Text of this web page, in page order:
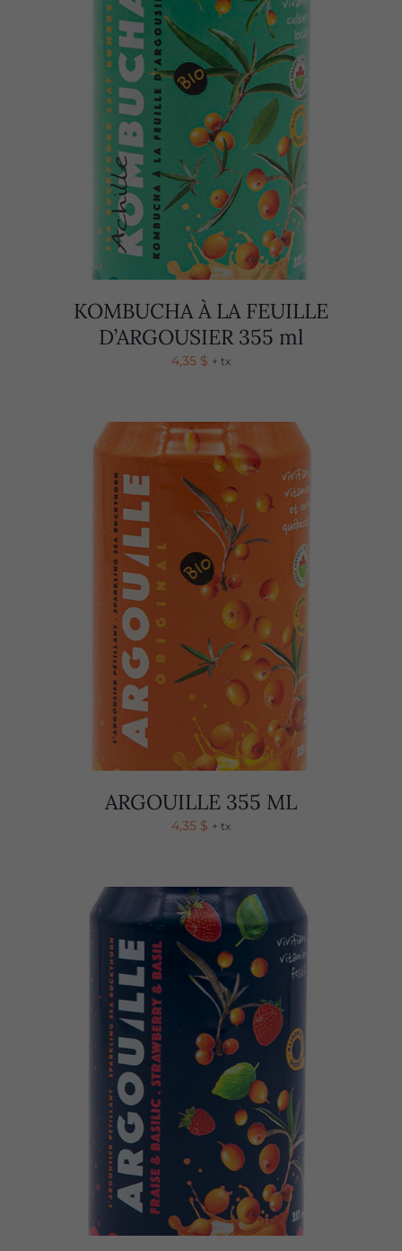
KOMBUCHA À LA FEUILLE
D’ARGOUSIER 355 ml
4,35 $ + tx
ARGOUILLE 355 ML
4,35 $ + tx